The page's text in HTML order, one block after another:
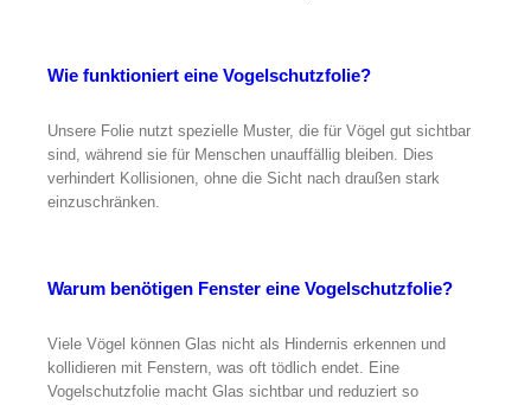
Wie funktioniert eine Vogelschutzfolie?
Unsere Folie nutzt spezielle Muster, die für Vögel gut sichtbar
sind, während sie für Menschen unauffällig bleiben. Dies
verhindert Kollisionen, ohne die Sicht nach draußen stark
einzuschränken.
Warum benötigen Fenster eine Vogelschutzfolie?
Viele Vögel können Glas nicht als Hindernis erkennen und
kollidieren mit Fenstern, was oft tödlich endet. Eine
Vogelschutzfolie macht Glas sichtbar und reduziert so